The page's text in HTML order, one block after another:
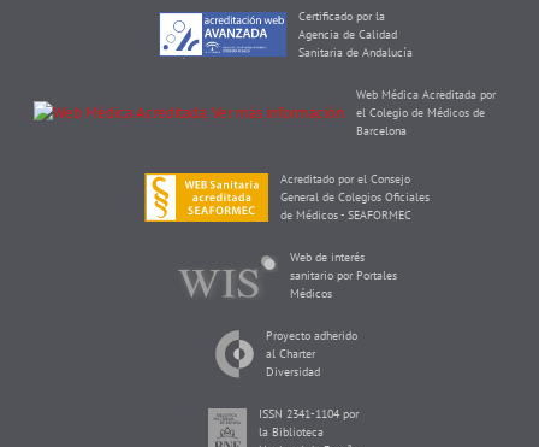
Certificado por la
Agencia de Calidad
Sanitaria de Andalucía
Web Médica Acreditada por
el Colegio de Médicos de
Barcelona
Acreditado por el Consejo
General de Colegios Oficiales
de Médicos - SEAFORMEC
Web de interés
sanitario por Portales
Médicos
Proyecto adherido
al Charter
Diversidad
ISSN 2341-1104 por
la Biblioteca